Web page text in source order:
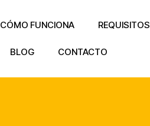
CÓMO FUNCIONA REQUISITOS
BLOG CONTACTO